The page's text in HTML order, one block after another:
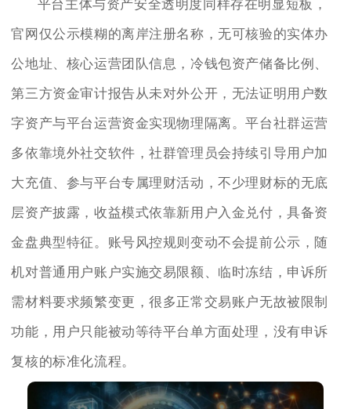
平台主体与资产安全透明度同样存在明显短板，
官网仅公示模糊的离岸注册名称，无可核验的实体办
公地址、核心运营团队信息，冷钱包资产储备比例、
第三方资金审计报告从未对外公开，无法证明用户数
字资产与平台运营资金实现物理隔离。平台社群运营
多依靠境外社交软件，社群管理员会持续引导用户加
大充值、参与平台专属理财活动，不少理财标的无底
层资产披露，收益模式依靠新用户入金兑付，具备资
金盘典型特征。账号风控规则变动不会提前公示，随
机对普通用户账户实施交易限额、临时冻结，申诉所
需材料要求频繁变更，很多正常交易账户无故被限制
功能，用户只能被动等待平台单方面处理，没有申诉
复核的标准化流程。